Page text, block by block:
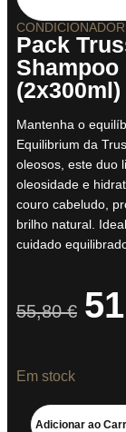
Pack
(2x300ml)
Mantenha o
Equilibrium da
oleosos, este duo
oleosidade e
couro cabeludo,
brilho natural.
cuidado
55,80€
Em stock
Adicionar ao